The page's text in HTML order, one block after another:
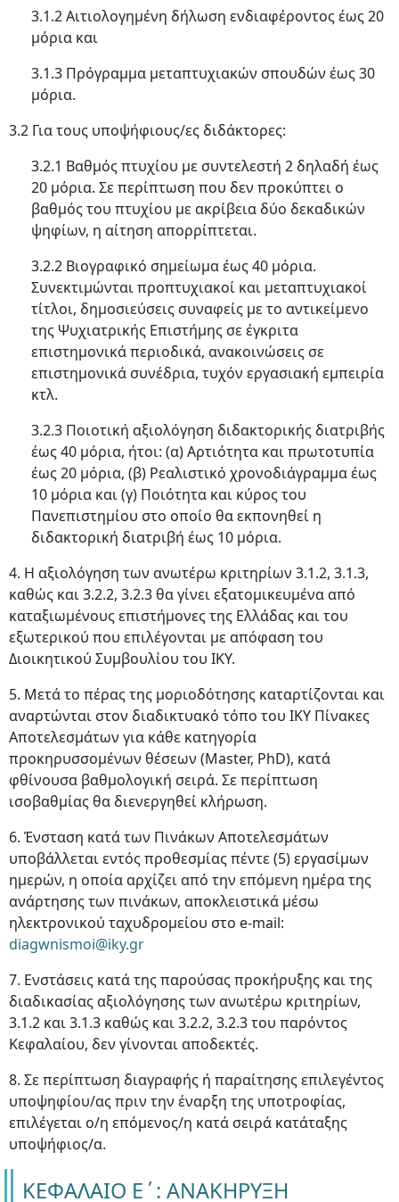
3.1.2 Αιτιολογημένη δήλωση ενδιαφέροντος έως 20
μόρια και
3.1.3 Πρόγραμμα μεταπτυχιακών σπουδών έως 30
μόρια.
3.2 Για τους υποψήφιους/ες διδάκτορες:
3.2.1 Βαθμός πτυχίου με συντελεστή 2 δηλαδή έως
20 μόρια. Σε περίπτωση που δεν προκύπτει ο
βαθμός του πτυχίου με ακρίβεια δύο δεκαδικών
ψηφίων, η αίτηση απορρίπτεται.
3.2.2 Βιογραφικό σημείωμα έως 40 μόρια.
Συνεκτιμώνται προπτυχιακοί και μεταπτυχιακοί
τίτλοι, δημοσιεύσεις συναφείς με το αντικείμενο
της Ψυχιατρικής Επιστήμης σε έγκριτα
επιστημονικά περιοδικά, ανακοινώσεις σε
επιστημονικά συνέδρια, τυχόν εργασιακή εμπειρία
κτλ.
3.2.3 Ποιοτική αξιολόγηση διδακτορικής διατριβής
έως 40 μόρια, ήτοι: (α) Αρτιότητα και πρωτοτυπία
έως 20 μόρια, (β) Ρεαλιστικό χρονοδιάγραμμα έως
10 μόρια και (γ) Ποιότητα και κύρος του
Πανεπιστημίου στο οποίο θα εκπονηθεί η
διδακτορική διατριβή έως 10 μόρια.
4. Η αξιολόγηση των ανωτέρω κριτηρίων 3.1.2, 3.1.3,
καθώς και 3.2.2, 3.2.3 θα γίνει εξατομικευμένα από
καταξιωμένους επιστήμονες της Ελλάδας και του
εξωτερικού που επιλέγονται με απόφαση του
Διοικητικού Συμβουλίου του ΙΚΥ.
5. Μετά το πέρας της μοριοδότησης καταρτίζονται και
αναρτώνται στον διαδικτυακό τόπο του ΙΚΥ Πίνακες
Αποτελεσμάτων για κάθε κατηγορία
προκηρυσσομένων θέσεων (Master, PhD), κατά
φθίνουσα βαθμολογική σειρά. Σε περίπτωση
ισοβαθμίας θα διενεργηθεί κλήρωση.
6. Ένσταση κατά των Πινάκων Αποτελεσμάτων
υποβάλλεται εντός προθεσμίας πέντε (5) εργασίμων
ημερών, η οποία αρχίζει από την επόμενη ημέρα της
ανάρτησης των πινάκων, αποκλειστικά μέσω
ηλεκτρονικού ταχυδρομείου στο e-mail:
diagwnismoi@iky.gr
7. Ενστάσεις κατά της παρούσας προκήρυξης και της
διαδικασίας αξιολόγησης των ανωτέρω κριτηρίων,
3.1.2 και 3.1.3 καθώς και 3.2.2, 3.2.3 του παρόντος
Κεφαλαίου, δεν γίνονται αποδεκτές.
8. Σε περίπτωση διαγραφής ή παραίτησης επιλεγέντος
υποψηφίου/ας πριν την έναρξη της υποτροφίας,
επιλέγεται ο/η επόμενος/η κατά σειρά κατάταξης
υποψήφιος/α.
ΚΕΦΑΛΑΙΟ Ε΄: ΑΝΑΚΗΡΥΞΗ